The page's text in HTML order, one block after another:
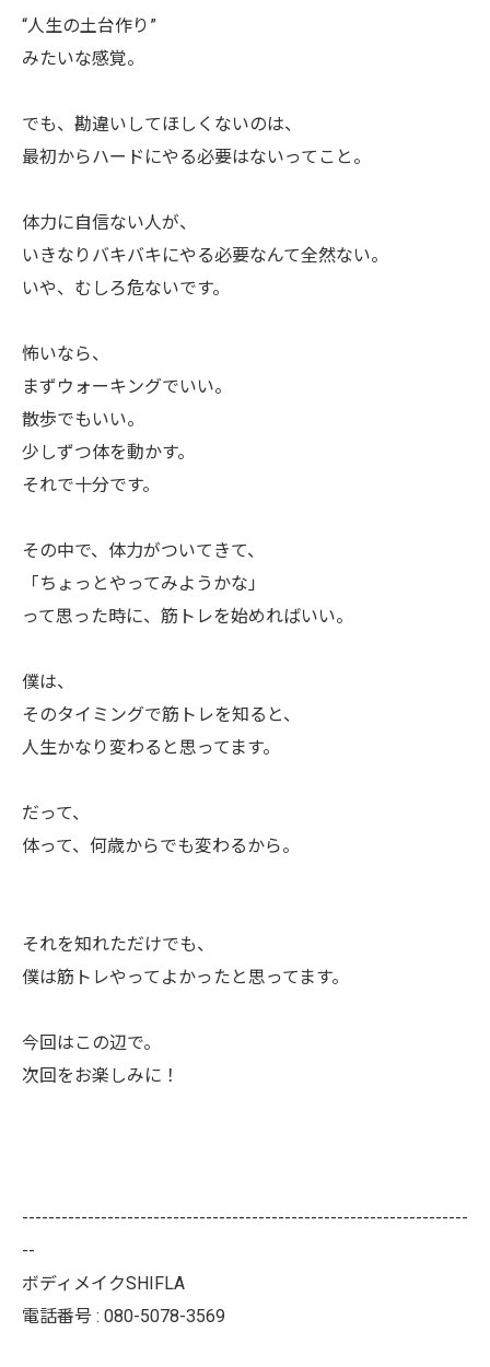
“人生の土台作り”
みたいな感覚。
でも、勘違いしてほしくないのは、
最初からハードにやる必要はないってこと。
体力に自信ない人が、
いきなりバキバキにやる必要なんて全然ない。
いや、むしろ危ないです。
怖いなら、
まずウォーキングでいい。
散歩でもいい。
少しずつ体を動かす。
それで十分です。
その中で、体力がついてきて、
「ちょっとやってみようかな」
って思った時に、筋トレを始めればいい。
僕は、
そのタイミングで筋トレを知ると、
人生かなり変わると思ってます。
だって、
体って、何歳からでも変わるから。
それを知れただけでも、
僕は筋トレやってよかったと思ってます。
今回はこの辺で。
次回をお楽しみに！
--------------------------------------------------------------------
--
ボディメイクSHIFLA
電話番号 : 080-5078-3569
お問い合わせはこちら